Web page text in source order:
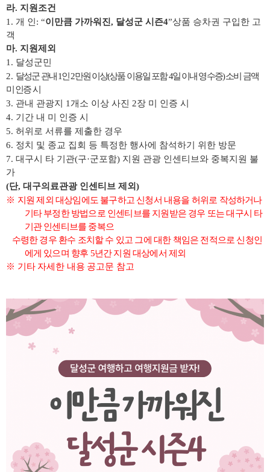
라. 지원조건
1. 개 인 : “이만큼 가까워진 , 달성군 시즌4”상품 승차권 구입한 고
객
마. 지원제외
1. 달성군민
2. 달성군 관내 1인 2만원 이상(상품 이용일 포함4일 이내 영수증)소비 금액
미 인증 시
3. 관내 관광지 1 개소 이상 사진 2장 미 인증 시
4. 기간 내 미 인증 시
5. 허위로 서류를 제출한 경우
6. 정치 및 종교 집회 등 특정한 행사에 참석하기 위한 방문
7. 대구시 타 기관(구·군포함) 지원 관광 인센티브와 중복지원 불
가
(단, 대구의료관광 인센티브 제외)
※ 지원 제외 대상임에도 불구하고 신청서 내용을 허위로 작성하거나
기타 부정한 방법으로 인센티브를 지원받은 경우 또는 대구시 타
기관 인센티브를 중복으
수령한 경우 환수 조치할 수 있고 그에 대한 책임은 전적으로 신청인
에게 있으며 향후 5년간 지원 대상에서 제외
※ 기타 자세한 내용 공고문 참고